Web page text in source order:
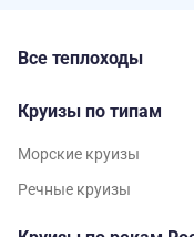
Все теплоходы
Круизы по типам
Морские круизы
Речные круизы